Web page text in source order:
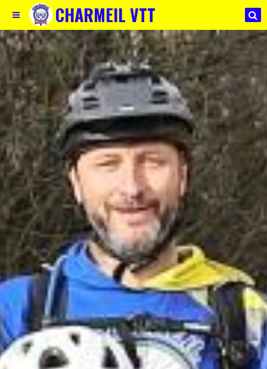
CHARMEIL VTT